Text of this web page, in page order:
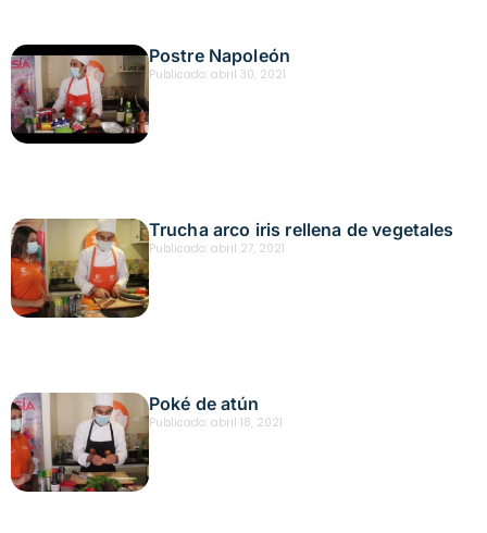
Postre Napoleón
Publicado: abril 30, 2021
Trucha arco iris rellena de vegetales
Publicado: abril 27, 2021
Poké de atún
Publicado: abril 18, 2021